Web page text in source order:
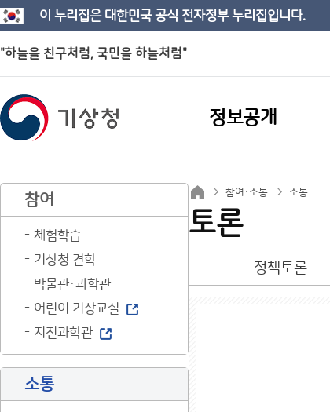
이 누리집은 대한민국 공식 전자정부 누리집입니다.
"하늘을 친구처럼, 국민을 하늘처럼"
정보공개
참여
체험학습
기상청 견학
박물관·과학관
어린이 기상교실
지진과학관
소통
참여·소통 소통
토론
정책토론